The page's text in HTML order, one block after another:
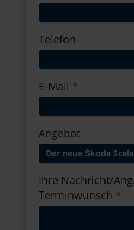
Telefon
E-Mail *
Angebot
Ihre Nachricht/
Terminwunsch *